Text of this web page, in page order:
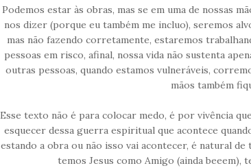
Podemos estar às obras, mas se em uma de nossas
nos dizer (porque eu também me incluo), seremos
mas não fazendo corretamente, estaremos
pessoas em risco, afinal, nossa vida não sustenta
outras pessoas, quando estamos vulneráveis,
mãos também
Esse texto não é para colocar medo, é por vivência
esquecer dessa guerra espiritual que acontece
estando a obra ou não isso vai acontecer, é natural
temos Jesus como Amigo (ainda beeem),